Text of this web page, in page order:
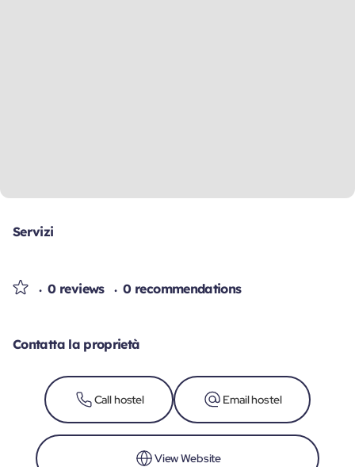
Servizi
0 reviews 0 recommendations
Contatta la proprietà
Call hostel Email hostel
View Website